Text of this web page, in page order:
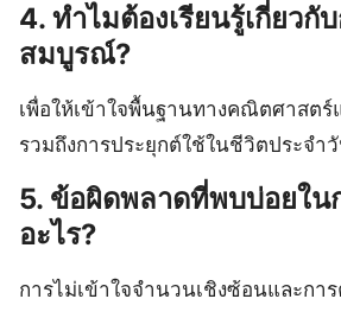
4. ทำไมต้องเรียนรู้เกี่ยวกั
สมบูรณ์?
เพื่อให้เข้าใจพื้นฐานทางคณิตศาสตร์
รวมถึงการประยุกต์ใช้ในชีวิตประจำ
5. ข้อผิดพลาดที่พบบ่อยใ
อะไร?
การไม่เข้าใจจำนวนเชิงซ้อนและกา